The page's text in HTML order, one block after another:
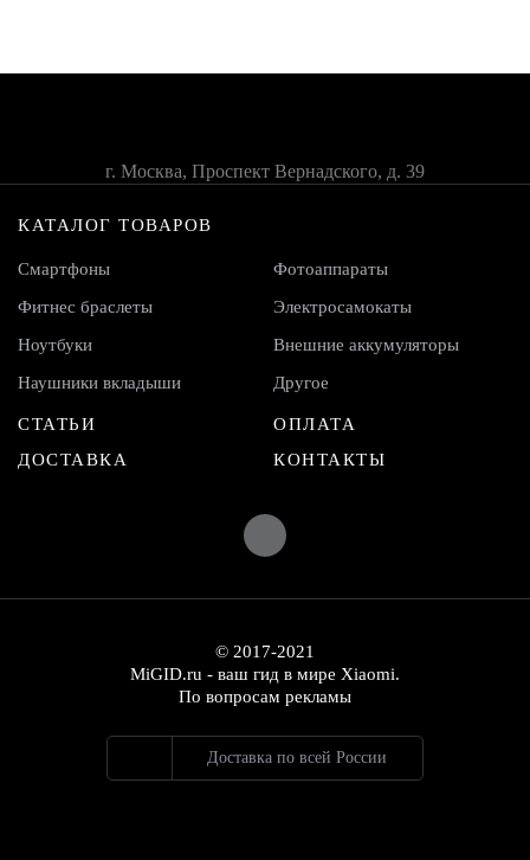
КАТАЛОГ ТОВАРОВ
Смартфоны
Фитнес браслеты
Ноутбуки
Наушники вкладыши
Фотоаппараты
Электросамокаты
Внешние аккумуляторы
Другое
СТАТЬИ
ДОСТАВКА
ОПЛАТА
КОНТАКТЫ
г. Москва, Проспект Вернадского, д. 39
© 2017-2021
MiGID.ru - ваш гид в мире Xiaomi.
По вопросам рекламы
Доставка по всей России